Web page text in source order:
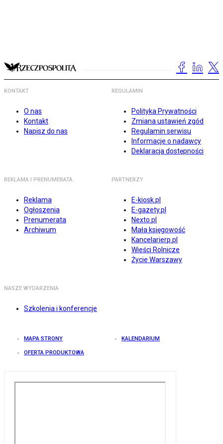
KONTAKT
O nas
Kontakt
Napisz do nas
REGULAMIN
Polityka Prywatności
Zmiana ustawień zgód
Regulamin serwisu
Informacje o nadawcy
Deklaracja dostępności
REKLAMA I PRENUMERATA
Reklama
Ogłoszenia
Prenumerata
Archiwum
PARTNERZY
E-kiosk.pl
E-gazety.pl
Nexto.pl
Mała księgowość
Kancelarierp.pl
Wieści Rolnicze
Życie Warszawy
NASZE WYDARZENIA
Szkolenia i konferencje
MAPA STRONY KALENDARIUM
OFERTA PRODUKTOWA